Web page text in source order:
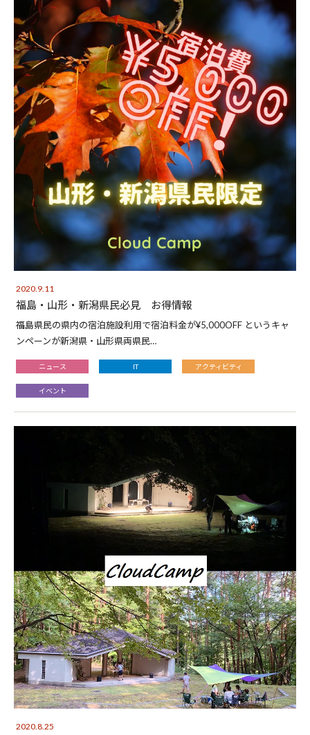
2020.9.11
福島・山形・新潟県民必見 お得情報
福島県民の県内の宿泊施設利用で宿泊料金が¥5,000OFF というキャ
ンペーンが新潟県・山形県両県民…
ニュース IT アクティビティ
イベント
2020.8.25